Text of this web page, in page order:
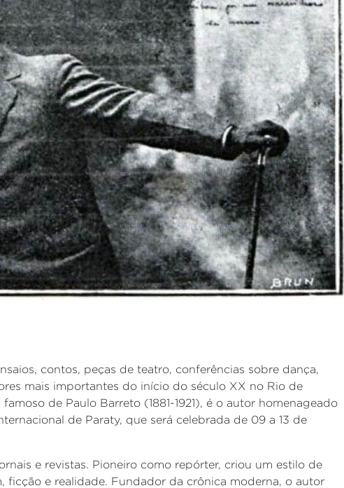
contos, peças de teatro, conferências sobre dança,
mais importantes do início do século XX no Rio de
de Paulo Barreto (1881-1921), é o autor homenageado
de Paraty, que será celebrada de 09 a 13 de
e revistas. Pioneiro como repórter, criou um estilo de
ficção e realidade. Fundador da crônica moderna, o autor